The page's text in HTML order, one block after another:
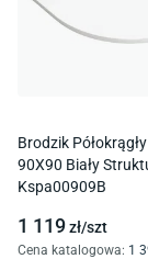
Brodzik
90X90 Biały
Kspa00909B
1 119zł/szt
Cena katalogowa: 1